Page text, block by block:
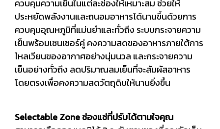
ควบคุมความเย็นในแต่ละช่องให้เหมาะสม ช่วยให้
ประหยัดพลังงานและถนอมอาหารได้นานขึ้นด้วยการ
ควบคุมอุณหภูมิที่แม่นยำและทั่วถึง ระบบกระจายความ
เย็นพร้อมเซนเซอร์คู่ คงความสดของอาหารภายใต้การ
ไหลเวียนของอากาศอย่างนุ่มนวล และกระจายความ
เย็นอย่างทั่วถึง ลดปริมาณลมเย็นที่จะสัมผัสอาหาร
โดยตรงเพื่อคงความสดวัตถุดิบให้นานยิ่งขึ้น
Selectable Zone ช่องแช่ที่ปรับได้ตามใจคุณ